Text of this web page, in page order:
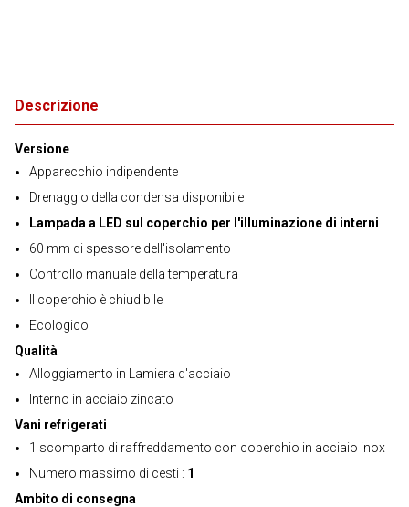
Descrizione
Versione
Apparecchio indipendente
Drenaggio della condensa disponibile
Lampada a LED sul coperchio per l'illuminazione di interni
60 mm di spessore dell'isolamento
Controllo manuale della temperatura
Il coperchio è chiudibile
Ecologico
Qualità
Alloggiamento in Lamiera d'acciaio
Interno in acciaio zincato
Vani refrigerati
1 scomparto di raffreddamento con coperchio in acciaio inox
Numero massimo di cesti : 1
Ambito di consegna